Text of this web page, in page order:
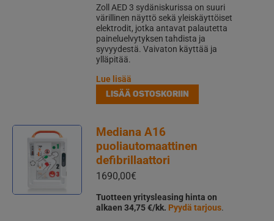
Zoll AED 3 sydäniskurissa on suuri
värillinen näyttö sekä yleiskäyttöiset
elektrodit, jotka antavat palautetta
paineluelvytyksen tahdista ja
syvyydestä. Vaivaton käyttää ja
ylläpitää.
Lue lisää
LISÄÄ OSTOSKORIIN
Mediana A16
puoliautomaattinen
defibrillaattori
1690,00€
Tuotteen yritysleasing hinta on
alkaen 34,75 €/kk. Pyydä tarjous.